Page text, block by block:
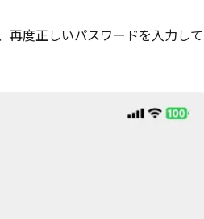
再度正しいパスワードを入力して